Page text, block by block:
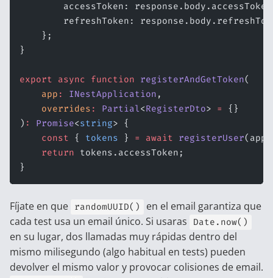
accessToken:
refreshToken:
    };
}
export async function registerAndGetToken(
    app
: INestApplication ,
    overrides
: Partial<RegisterDto> =
{}
) : Promise<string> {
    const
{ tokens } = await registerUser
    return
tokens.accessToken;
}
Fíjate en que randomUUID()
en el email garantiza que
cada test usa un email único. Si usaras
Date.now()
en su lugar, dos llamadas muy rápidas dentro del
mismo milisegundo (algo habitual en tests) pueden
devolver el mismo valor y provocar colisiones de email.